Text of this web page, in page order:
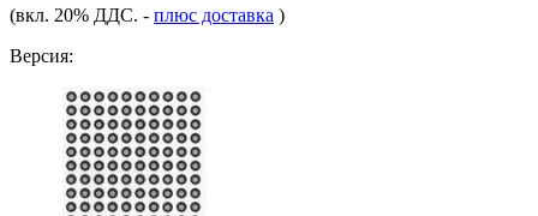
(вкл. 20% ДДС. - плюс доставка )
Версия: